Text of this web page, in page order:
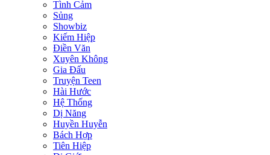
Tình Cảm
Sủng
Showbiz
Kiếm Hiệp
Điền Văn
Xuyên Không
Gia Đấu
Truyện Teen
Hài Hước
Hệ Thống
Dị Năng
Huyền Huyễn
Bách Hợp
Tiên Hiệp